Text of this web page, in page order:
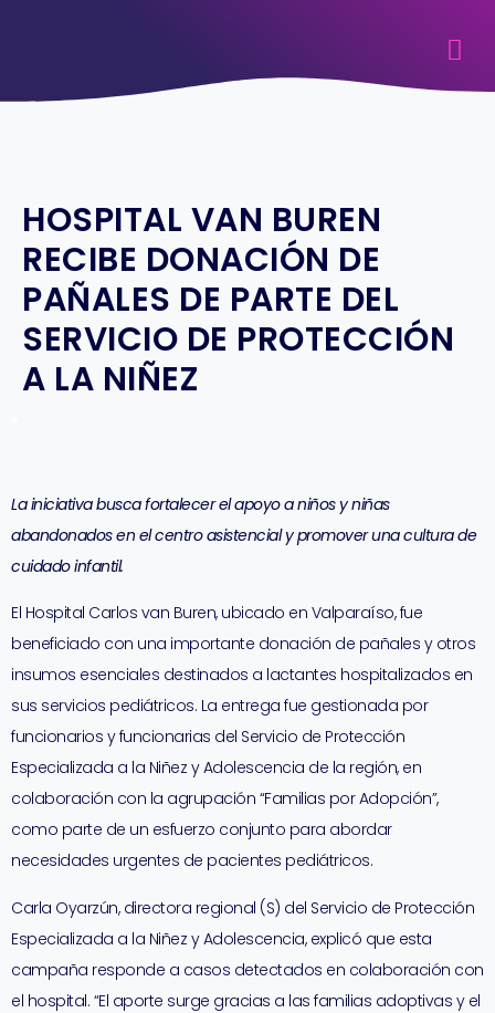
HOSPITAL VAN BUREN
RECIBE DONACIÓN DE
PAÑALES DE PARTE DEL
SERVICIO DE PROTECCIÓN
A LA NIÑEZ
La iniciativa busca fortalecer el apoyo a niños y niñas
abandonados en el centro asistencial y promover una cultura de
cuidado infantil.
El Hospital Carlos van Buren, ubicado en Valparaíso, fue
beneficiado con una importante donación de pañales y otros
insumos esenciales destinados a lactantes hospitalizados en
sus servicios pediátricos. La entrega fue gestionada por
funcionarios y funcionarias del Servicio de Protección
Especializada a la Niñez y Adolescencia de la región, en
colaboración con la agrupación “Familias por Adopción”,
como parte de un esfuerzo conjunto para abordar
necesidades urgentes de pacientes pediátricos.
Carla Oyarzún, directora regional (S) del Servicio de Protección
Especializada a la Niñez y Adolescencia, explicó que esta
campaña responde a casos detectados en colaboración con
el hospital. “El aporte surge gracias a las familias adoptivas y el